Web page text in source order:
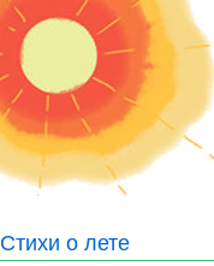
Стихи о лете